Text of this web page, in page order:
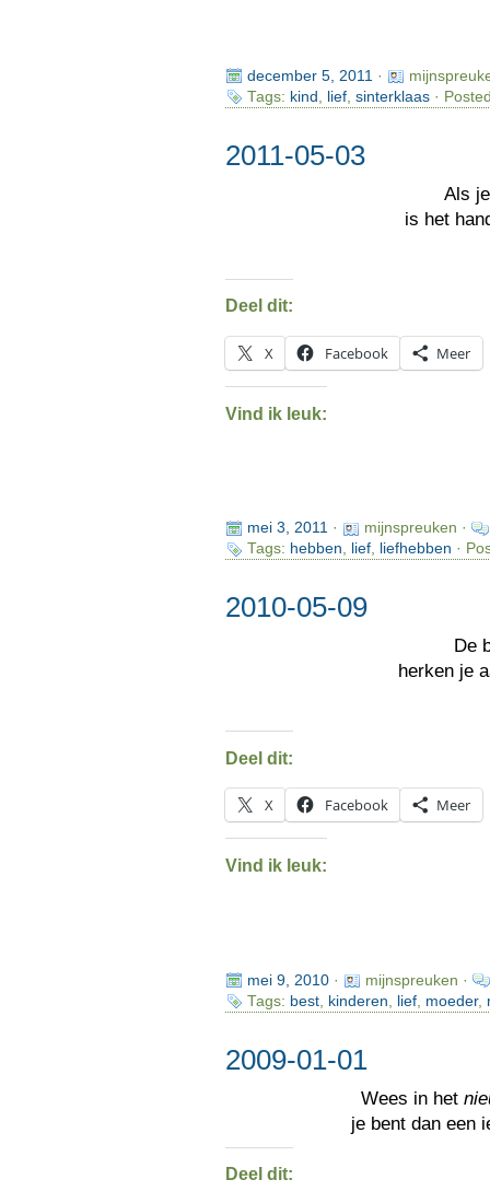
december 5, 2011 ·
Tags: kind lief, sinterklaas·
2011-05-03
Als
is het
Deel dit:
X Facebook Meer
Vind ik leuk:
mei 3, 2011·
mijnspreuken ·
Tags: hebben, lief, liefhebben ·
2010-05-09
De
herken je
Deel dit:
X Facebook Meer
Vind ik leuk:
mei 9, 2010·
mijnspreuken ·
Tags: best, kinderen lief, moeder,
2009-01-01
Wees in het
je bent dan een
Deel dit: